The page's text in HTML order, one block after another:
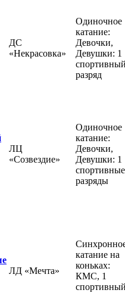
ДС
«Некрасовка»
Одиночное
катание:
Девочки,
Девушки: 1
разряд
ЛЦ
«Созвездие»
Одиночное
катание:
Девочки,
Девушки: 1
спортивные
разряды
ЛД «Мечта»
катание на
коньках:
КМС, 1